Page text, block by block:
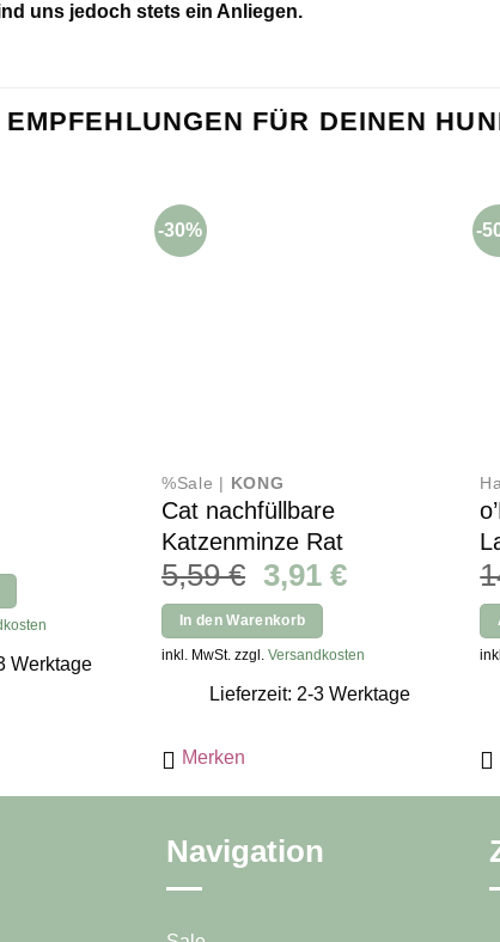
uns jedoch stets ein Anliegen.
FÜR DEINEN
Werktage
-30%
%Sale | KONG
Cat nachfüllbare
Katzenminze Rat
5,59€ Ursprünglicher
Preis
war:
5,59 €
3,91 €Aktueller
3,91 €.
In den Warenkorb
inkl. MwSt. zzgl.Versandkosten
Lieferzeit: 2-3 Werktage
Merken
-
Navigation